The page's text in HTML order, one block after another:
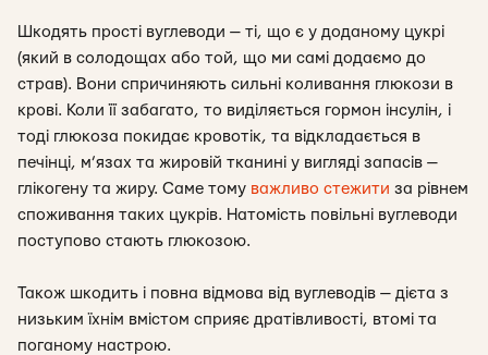
Шкодять прості вуглеводи — ті, що є у доданому цукрі
(який в солодощах або той, що ми самі додаємо до
страв). Вони спричиняють сильні коливання глюкози в
крові. Коли її забагато, то виділяється гормон інсулін, і
тоді глюкоза покидає кровотік, та відкладається в
печінці, м’язах та жировій тканині у вигляді запасів —
глікогену та жиру. Саме тому важливо стежити за рівнем
споживання таких цукрів. Натомість повільні вуглеводи
поступово стають глюкозою.
Також шкодить і повна відмова від вуглеводів — дієта з
низьким їхнім вмістом сприяє дратівливості, втомі та
поганому настрою.